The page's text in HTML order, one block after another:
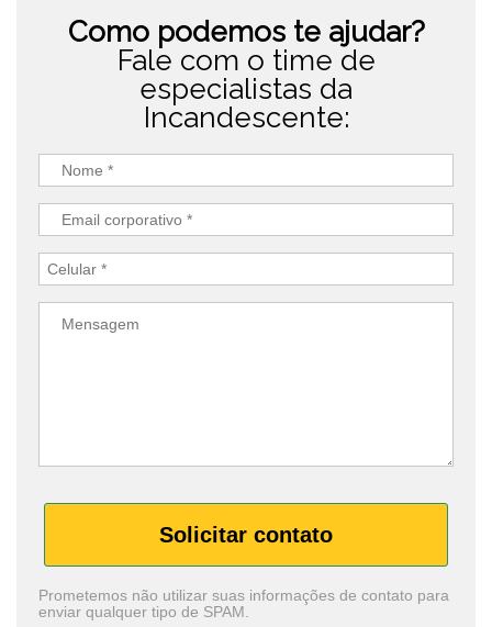
Como podemos te ajudar?
Fale com o time de
especialistas da
Incandescente:
Solicitar contato
Prometemos não utilizar suas informações de contato para
enviar qualquer tipo de SPAM.